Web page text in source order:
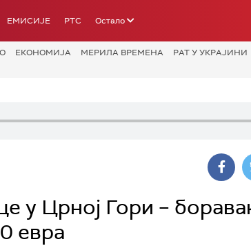
ЕМИСИЈЕ РТС Остало
ЕКОНОМИЈА МЕРИЛА ВРЕМЕНА РАТ У УКРАЈИНИ
у Црној Гори –
евра